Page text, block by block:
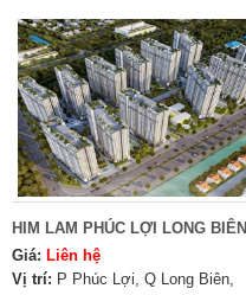
HIM LAM PHÚC LỢI LONG BIÊN
Giá: Liên hệ
Vị trí: P Phúc Lợi, Q Long Biên,